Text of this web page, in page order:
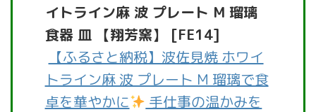
イトライン麻 波 プレート M 瑠璃
食器 皿 【翔芳窯】 [FE14]
【ふるさと納税】波佐見焼 ホワイ
トライン麻 波 プレート M 瑠璃で食
卓を華やかに
手仕事の温かみを